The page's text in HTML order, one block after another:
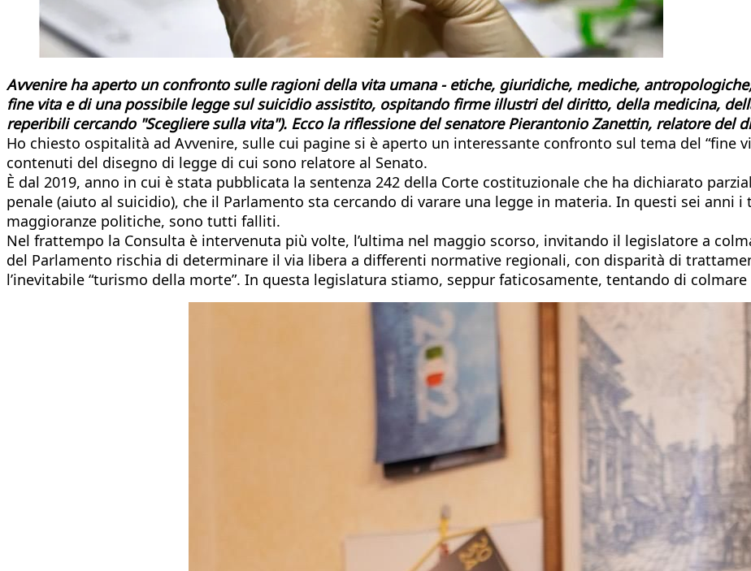
Avvenire ha aperto un confronto sulle ragioni della vita umana - etiche, giuridiche, mediche,
fine vita e di una possibile legge sul suicidio assistito, ospitando firme illustri del diritto, della medicina,
reperibili cercando "Scegliere sulla vita"). Ecco la riflessione del senatore Pierantonio Zanettin, relatore del
Ho chiesto ospitalità ad Avvenire, sulle cui pagine si è aperto un interessante confronto sul tema del “fine
contenuti del disegno di legge di cui sono relatore al Senato.
È dal 2019, anno in cui è stata pubblicata la sentenza 242 della Corte costituzionale che ha dichiarato
penale (aiuto al suicidio), che il Parlamento sta cercando di varare una legge in materia. In questi sei anni
maggioranze politiche, sono tutti falliti.
Nel frattempo la Consulta è intervenuta più volte, l’ultima nel maggio scorso, invitando il legislatore a
del Parlamento rischia di determinare il via libera a differenti normative regionali, con disparità di
l’inevitabile “turismo della morte”. In questa legislatura stiamo, seppur faticosamente, tentando di